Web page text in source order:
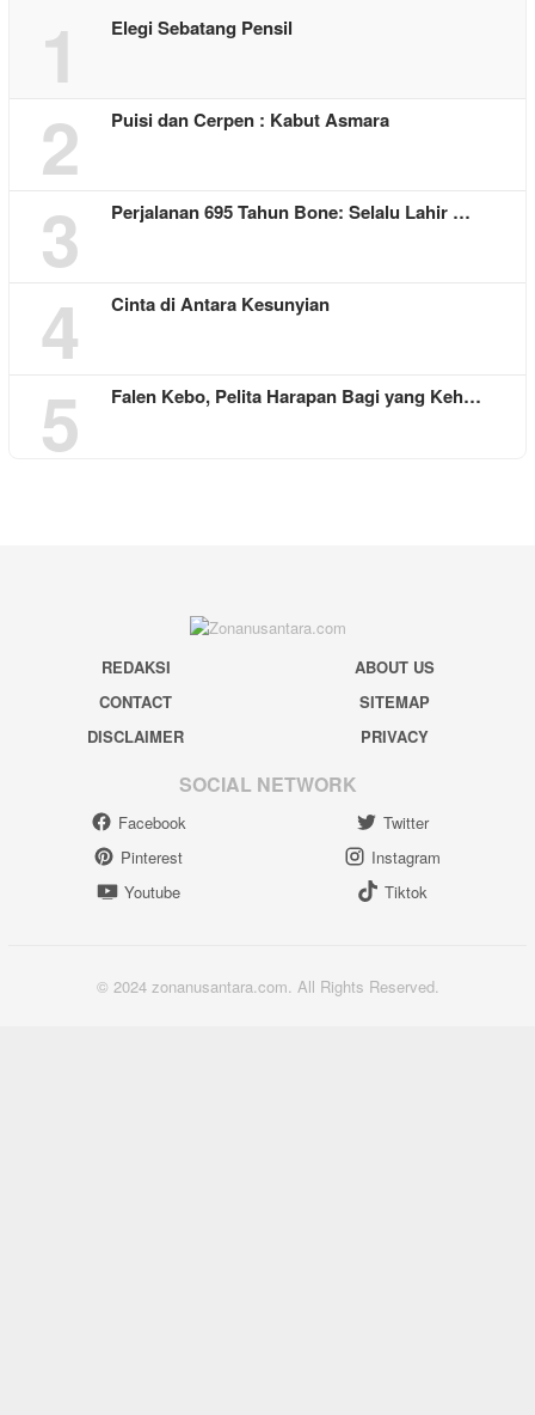
1 Elegi Sebatang Pensil
2 Puisi dan Cerpen : Kabut Asmara
3 Perjalanan 695 Tahun Bone: Selalu Lahir …
4 Cinta di Antara Kesunyian
5 Falen Kebo, Pelita Harapan Bagi yang Keh…
REDAKSI
ABOUT US
CONTACT
SITEMAP
DISCLAIMER
PRIVACY
SOCIAL NETWORK
Facebook
Twitter
Pinterest
Instagram
Youtube
Tiktok
© 2024 zonanusantara.com. All Rights Reserved.